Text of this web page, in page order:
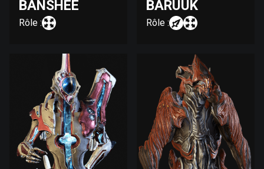
BANSHEE
Rôle :
BARUUK
Rôle :